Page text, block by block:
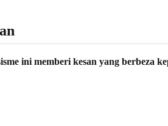
ini memberi kesan yang berbeza